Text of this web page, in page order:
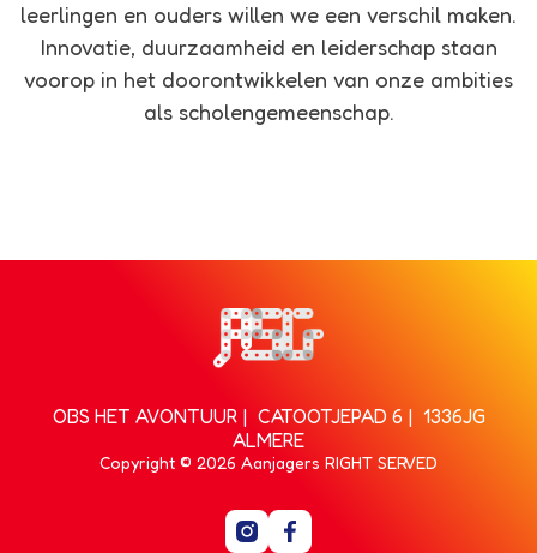
leerlingen en ouders willen we een verschil maken.
Innovatie, duurzaamheid en leiderschap staan
voorop in het doorontwikkelen van onze ambities
als scholengemeenschap.
Bezoek de homepagina van de
OBS HET AVONTUUR CATOOTJEPAD 6
1336JG
ALMERE
Copyright © 2026 Aanjagers RIGHT SERVED